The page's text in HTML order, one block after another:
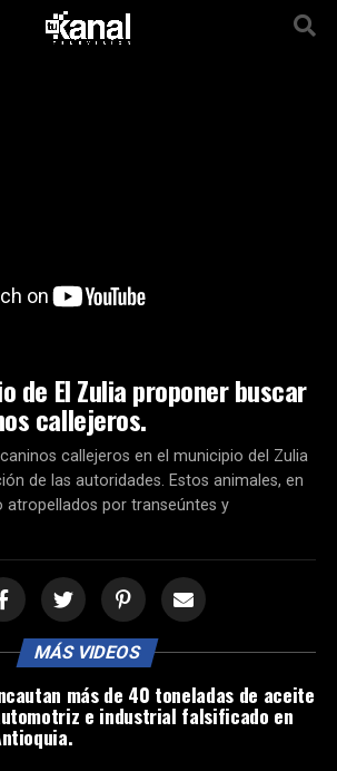
de El Zulia proponer buscar
callejeros.
callejeros en el municipio del Zulia
de las autoridades. Estos animales, en
atropellados por transeúntes y
MÁS VIDEOS
más de 40 toneladas de aceite
e industrial falsificado en